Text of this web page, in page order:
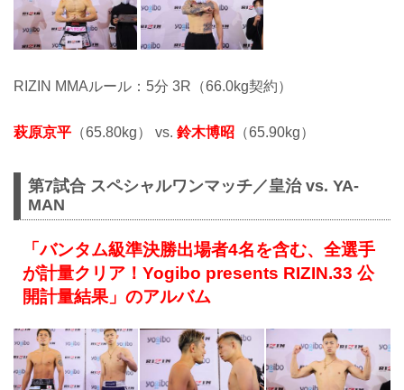
RIZIN MMAルール：5分 3R（66.0kg契約）
萩原京平 （65.80kg） vs. 鈴木博昭 （65.90kg）
第7試合 スペシャルワンマッチ／皇治 vs. YA-
MAN
「バンタム級準決勝出場者4名を含む、全選手
が計量クリア！Yogibo presents RIZIN.33 公
開計量結果」のアルバム